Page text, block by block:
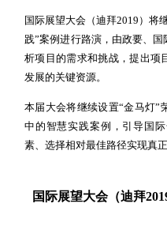
国际展望大会（迪拜2019）将
践”案例进行路演，由政要、
析项目的需求和挑战，提出项
发展的关键资源。
本届大会将继续设置“金马灯”
中的智慧实践案例，引导国
素、选择相对最佳路径实现真
国际展望大会（迪拜